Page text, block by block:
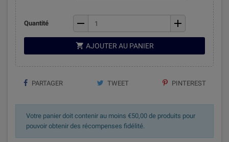
Quantité remove add
 AJOUTER AU PANIER
PARTAGER TWEET PINTEREST
Votre panier doit contenir au moins €50,00 de produits pour
pouvoir obtenir des récompenses fidélité.